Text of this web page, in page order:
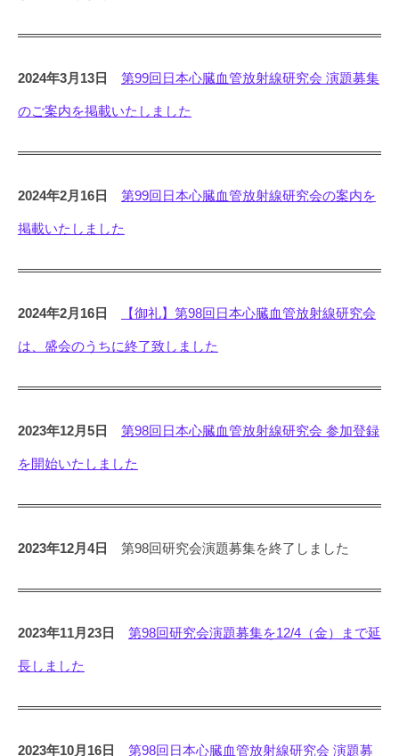
2024年3月13日 第99回日本心臓血管放射線研究会 演題募集
のご案内を掲載いたしました
2024年2月16日 第99回日本心臓血管放射線研究会の案内を
掲載いたしました
2024年2月16日 【御礼】第98回日本心臓血管放射線研究会
は、盛会のうちに終了致しました
2023年12月5日 第98回日本心臓血管放射線研究会 参加登録
を開始いたしました
2023年12月4日 第98回研究会演題募集を終了しました
2023年11月23日 第98回研究会演題募集を12/4（金）まで延
長しました
2023年10月16日 第98回日本心臓血管放射線研究会 演題募